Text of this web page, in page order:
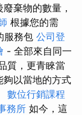
棄物的數量，
根據您的需
服務包 公司登
- 全部來自同一
質，更青睞當
夠以當地的方式
數位行銷課程
務所 如今，這